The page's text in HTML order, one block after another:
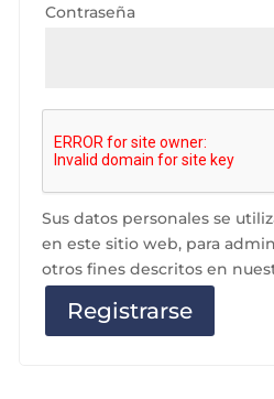
Contraseña
Sus datos personales se
en este sitio web, para
otros fines descritos en
Registrarse